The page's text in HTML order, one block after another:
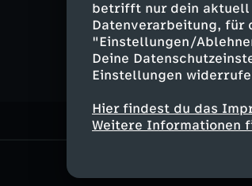
betrifft nur dein aktuell
Datenverarbeitung, für
"Einstellungen/
Deine
Einstellungen
Hier findest du das
Weitere Informationen
Das